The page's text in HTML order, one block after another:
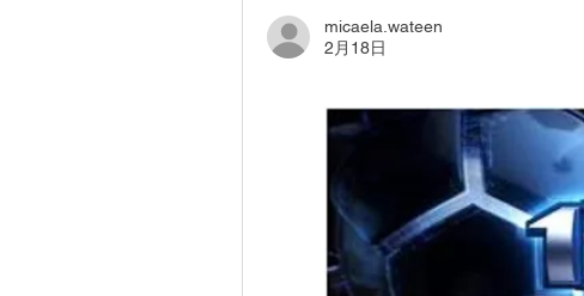
micaela.wateen
2月18日